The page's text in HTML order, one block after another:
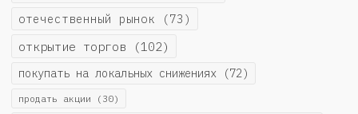
отечественный рынок (73)
открытие торгов (102)
покупать на локальных снижениях (72)
продать акции (30)